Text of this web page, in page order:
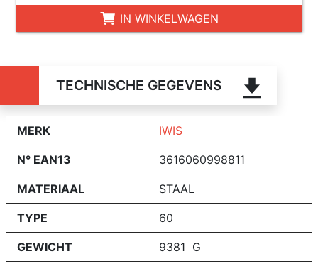
IN WINKELWAGEN
TECHNISCHE GEGEVENS
MERK IWIS
N° EAN13 3616060998811
MATERIAAL STAAL
TYPE 60
GEWICHT 9381 G